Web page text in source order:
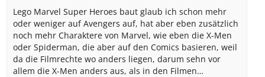
Lego Marvel Super Heroes baut glaub ich schon mehr
oder weniger auf Avengers auf, hat aber eben zusätzlich
noch mehr Charaktere von Marvel, wie eben die X-Men
oder Spiderman, die aber auf den Comics basieren, weil
da die Filmrechte wo anders liegen, darum sehn vor
allem die X-Men anders aus, als in den Filmen…